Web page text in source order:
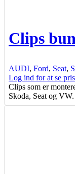
Clips
AUDI, Ford, Seat,
Log ind for at se
Clips som er
Skoda, Seat og